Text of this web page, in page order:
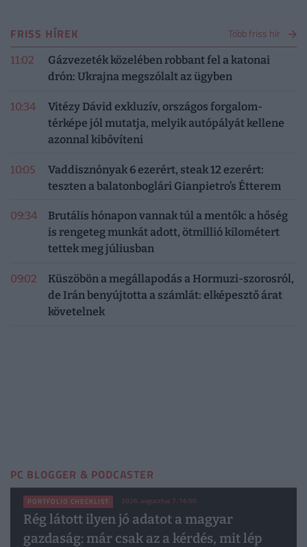
FRISS HÍREK Több friss hír
11:02
Gázvezeték közelében robbant fel a katonai
drón: Ukrajna megszólalt az ügyben
10:34
Vitézy Dávid exkluzív, országos forgalom-
térképe jól mutatja, melyik autópályát kellene
azonnal kibővíteni
10:05
Vaddisznónyak 6 ezerért, steak 12 ezerért:
teszten a balatonboglári Gianpietro’s Étterem
09:34
Brutális hónapon vannak túl a mentők: a hőség
is rengeteg munkát adott, ötmillió kilométert
tettek meg júliusban
09:02
Küszöbön a megállapodás a Hormuzi-szorosról,
de Irán benyújtotta a számlát: elképesztő árat
követelnek
PC BLOGGER & PODCASTER
PORTFOLIO CHECKLIST 2026. augusztus 7. 16:50
Rég látott ilyen jó adatot a magyar
gazdaság: már csak az a kérdés, mit lép